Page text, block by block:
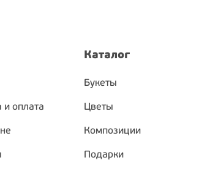
и оплата
Каталог
Букеты
Цветы
Композиции
Подарки